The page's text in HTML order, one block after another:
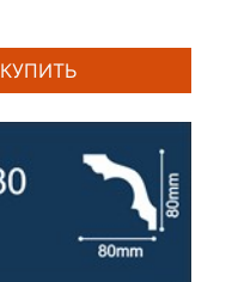
КУПИТЬ